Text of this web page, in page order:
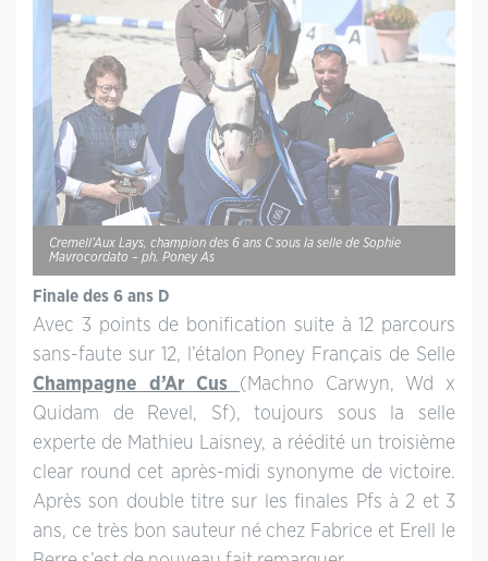
Cremell’Aux Lays, champion des 6 ans C sous la selle de Sophie
Mavrocordato – ph. Poney As
Finale des 6 ans D
Avec 3 points de bonification suite à 12 parcours
sans-faute sur 12, l’étalon Poney Français de Selle
Champagne d’Ar Cus (Machno Carwyn, Wd x
Quidam de Revel, Sf), toujours sous la selle
experte de Mathieu Laisney, a réédité un troisième
clear round cet après-midi synonyme de victoire.
Après son double titre sur les finales Pfs à 2 et 3
ans, ce très bon sauteur né chez Fabrice et Erell le